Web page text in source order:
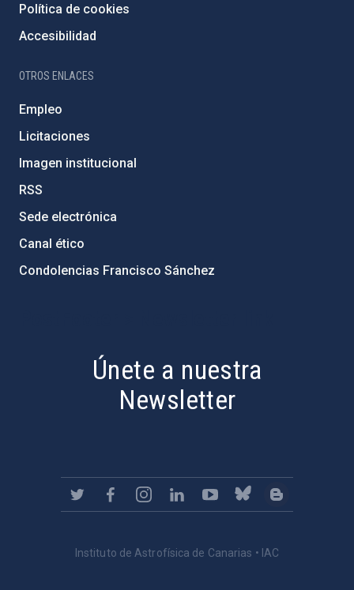
Política de cookies
Accesibilidad
OTROS ENLACES
Empleo
Licitaciones
Imagen institucional
RSS
Sede electrónica
Canal ético
Condolencias Francisco Sánchez
Únete a nuestra
Newsletter
Instituto de Astrofísica de Canarias • IAC